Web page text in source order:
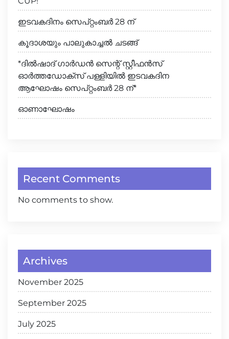
ഇടവകദിനം സെപ്റ്റംബർ 28 ന്
കൂദാശയും പാലുകാച്ചൽ ചടങ്ങ്
*ദിൽഷാദ് ഗാർഡൻ സെന്റ് സ്റ്റീഫൻസ്
ഓർത്തഡോക്സ് പള്ളിയിൽ ഇടവകദിന
ആഘോഷം സെപ്റ്റംബർ 28 ന്*
ഓണാഘോഷം
Recent Comments
No comments to show.
Archives
November 2025
September 2025
July 2025